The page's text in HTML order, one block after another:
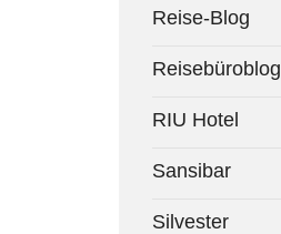
Reise-Blog
Reisebüroblog
RIU Hotel
Sansibar
Silvester